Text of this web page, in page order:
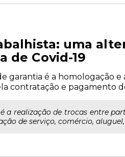
uma
de Covid-19
garantia é a homologação
contratação e pagamento
a realização de trocas entre
de serviço, comércio,